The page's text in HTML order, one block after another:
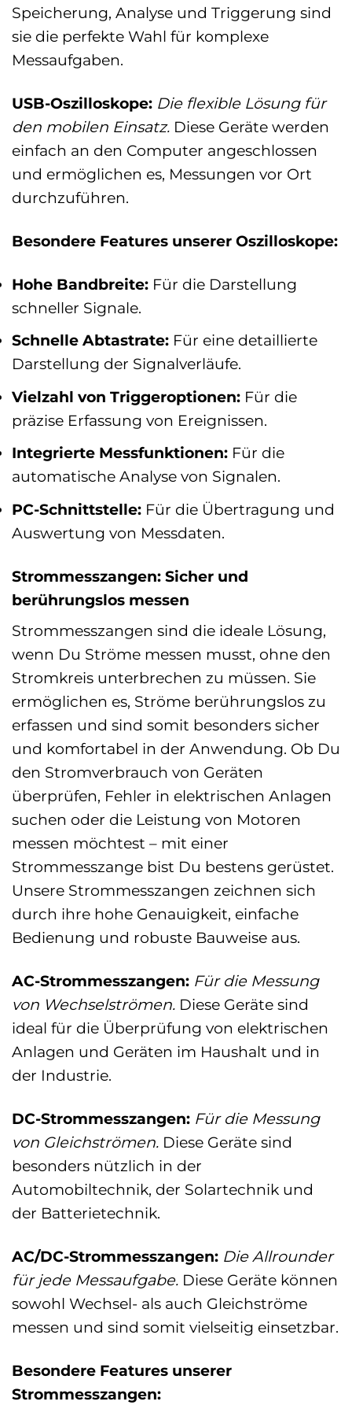
Speicherung, Analyse und Triggerung sind
sie die perfekte Wahl für komplexe
Messaufgaben.
USB-Oszilloskope: Die flexible Lösung für
den mobilen Einsatz. Diese Geräte werden
einfach an den Computer angeschlossen
und ermöglichen es, Messungen vor Ort
durchzuführen.
Besondere Features unserer Oszilloskope:
Hohe Bandbreite: Für die Darstellung
schneller Signale.
Schnelle Abtastrate: Für eine detaillierte
Darstellung der Signalverläufe.
Vielzahl von Triggeroptionen: Für die
präzise Erfassung von Ereignissen.
Integrierte Messfunktionen: Für die
automatische Analyse von Signalen.
PC-Schnittstelle: Für die Übertragung und
Auswertung von Messdaten.
Strommesszangen: Sicher und
berührungslos messen
Strommesszangen sind die ideale Lösung,
wenn Du Ströme messen musst, ohne den
Stromkreis unterbrechen zu müssen. Sie
ermöglichen es, Ströme berührungslos zu
erfassen und sind somit besonders sicher
und komfortabel in der Anwendung. Ob Du
den Stromverbrauch von Geräten
überprüfen, Fehler in elektrischen Anlagen
suchen oder die Leistung von Motoren
messen möchtest – mit einer
Strommesszange bist Du bestens gerüstet.
Unsere Strommesszangen zeichnen sich
durch ihre hohe Genauigkeit, einfache
Bedienung und robuste Bauweise aus.
AC-Strommesszangen: Für die Messung
von Wechselströmen. Diese Geräte sind
ideal für die Überprüfung von elektrischen
Anlagen und Geräten im Haushalt und in
der Industrie.
DC-Strommesszangen: Für die Messung
von Gleichströmen. Diese Geräte sind
besonders nützlich in der
Automobiltechnik, der Solartechnik und
der Batterietechnik.
AC/DC-Strommesszangen: Die Allrounder
für jede Messaufgabe. Diese Geräte können
sowohl Wechsel- als auch Gleichströme
messen und sind somit vielseitig einsetzbar.
Besondere Features unserer
Strommesszangen: